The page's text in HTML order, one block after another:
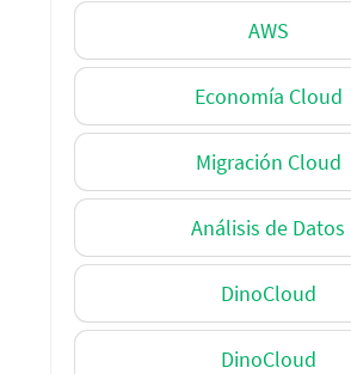
AWS
Economía Cloud
Migración Cloud
Análisis de Datos
DinoCloud
DinoCloud